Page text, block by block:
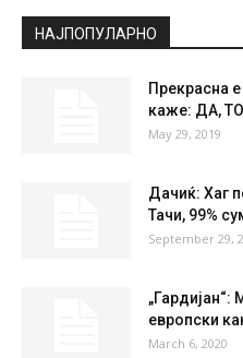
НАЈПОПУЛАРНО
Прекрасна
каже: ДА,
May 29, 2019
Дачиќ: Хаг
Тачи, 99%
September 29,
„Гардијан“:
европски
March 6, 2020